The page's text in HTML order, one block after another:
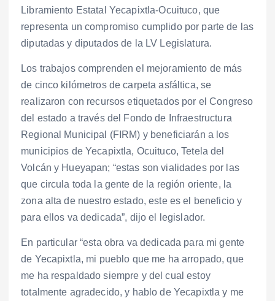
Libramiento Estatal Yecapixtla-Ocuituco, que
representa un compromiso cumplido por parte de las
diputadas y diputados de la LV Legislatura.
Los trabajos comprenden el mejoramiento de más
de cinco kilómetros de carpeta asfáltica, se
realizaron con recursos etiquetados por el Congreso
del estado a través del Fondo de Infraestructura
Regional Municipal (FIRM) y beneficiarán a los
municipios de Yecapixtla, Ocuituco, Tetela del
Volcán y Hueyapan; “estas son vialidades por las
que circula toda la gente de la región oriente, la
zona alta de nuestro estado, este es el beneficio y
para ellos va dedicada”, dijo el legislador.
En particular “esta obra va dedicada para mi gente
de Yecapixtla, mi pueblo que me ha arropado, que
me ha respaldado siempre y del cual estoy
totalmente agradecido, y hablo de Yecapixtla y me